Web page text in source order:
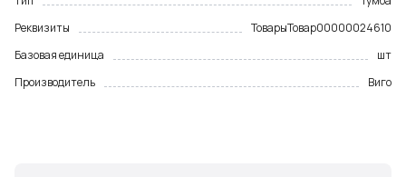
Реквизиты
ТоварыТовар00000024610
Базовая единица
шт
Производитель
Виго